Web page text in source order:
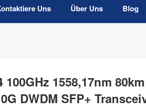
Uns Über Uns Blog
1558,17nm 80km
DWDM SFP+